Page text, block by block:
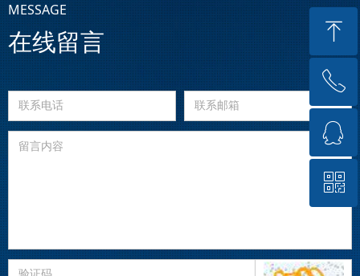
MESSAGE
在线留言 ꁸ
回到顶部
ꂅ
ꁗ
QQ客服
ꀥ